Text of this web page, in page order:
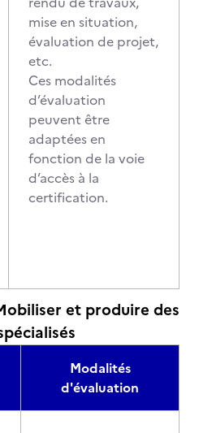
mise en situation,
évaluation de projet,
etc.
Ces modalités
d’évaluation
peuvent être
adaptées en
fonction de la voie
d’accès à la
certification.
et produire des
Modalités
d'évaluation